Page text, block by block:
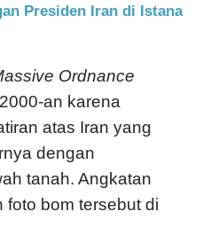
Presiden Iran di Istana
Ordnance
an karena
atas Iran yang
dengan
tanah. Angkatan
foto bom tersebut di